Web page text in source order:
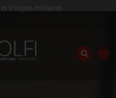
d'objets militaires